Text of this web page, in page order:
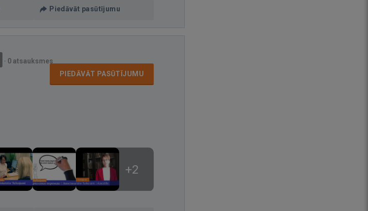
Piedāvāt pasūtījumu
· 0 atsauksmes
PIEDĀVĀT PASŪTĪJUMU
+2